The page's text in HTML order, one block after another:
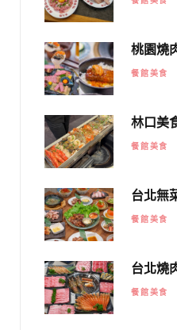
餐館美食
餐館美食
餐館美食
餐館美食